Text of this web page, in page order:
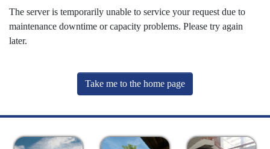
The server is temporarily unable to service your request due to
maintenance downtime or capacity problems. Please try again
later.
Take me to the home page